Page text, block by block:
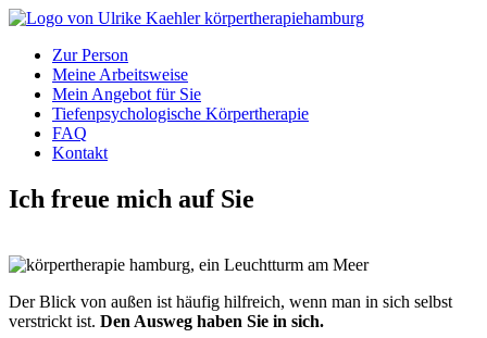
Zur Person
Meine Arbeitsweise
Mein Angebot für Sie
Tiefenpsychologische Körpertherapie
FAQ
Kontakt
Ich freue mich auf Sie
Der Blick von außen ist häufig hilfreich, wenn man in sich selbst
verstrickt ist. Den Ausweg haben Sie in sich.